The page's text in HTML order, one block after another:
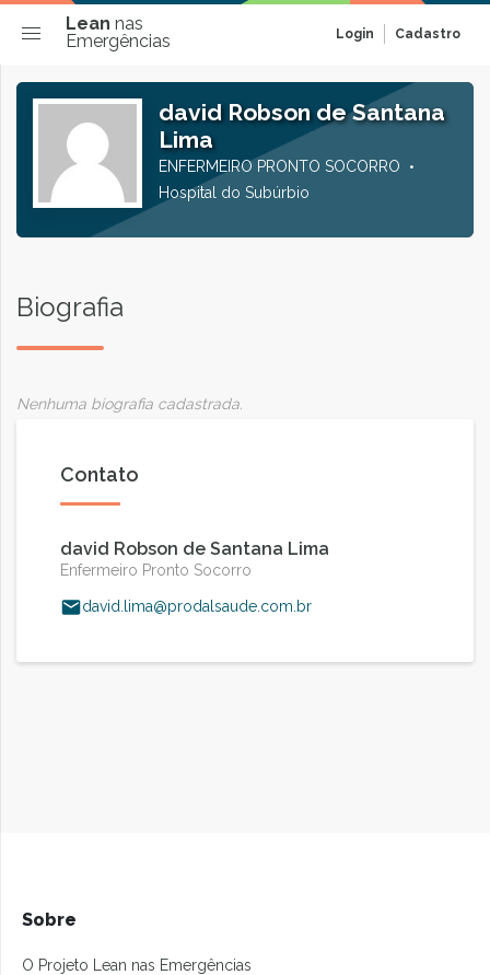
Lean nas
Emergências
Login Cadastro
david Robson de Santana
Lima
ENFERMEIRO PRONTO SOCORRO
Hospital do Subúrbio
Biografia
Nenhuma biografia cadastrada.
Contato
david Robson de Santana Lima
Enfermeiro Pronto Socorro
david.lima@prodalsaude.com.br
Sobre
O Projeto Lean nas Emergências